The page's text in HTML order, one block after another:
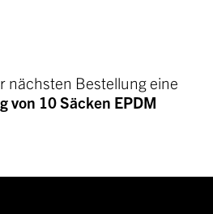
nächsten Bestellung eine
von 10 Säcken EPDM